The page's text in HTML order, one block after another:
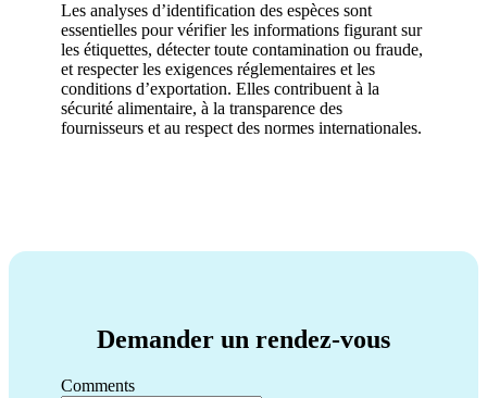
Les analyses d’identification des espèces sont
essentielles pour vérifier les informations figurant sur
les étiquettes, détecter toute contamination ou fraude,
et respecter les exigences réglementaires et les
conditions d’exportation. Elles contribuent à la
sécurité alimentaire, à la transparence des
fournisseurs et au respect des normes internationales.
Demander un rendez-vous
Comments